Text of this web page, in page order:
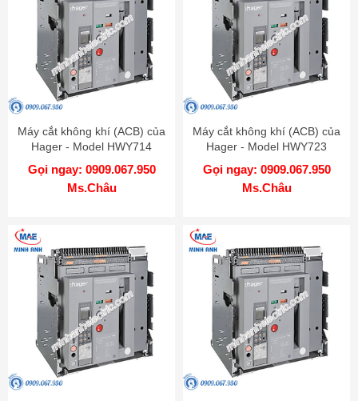
Máy cắt không khí (ACB) của
Hager - Model HWY714
Gọi ngay: 0909.067.950
Ms.Châu
Máy cắt không khí (ACB) của
Hager - Model HWY723
Gọi ngay: 0909.067.950
Ms.Châu